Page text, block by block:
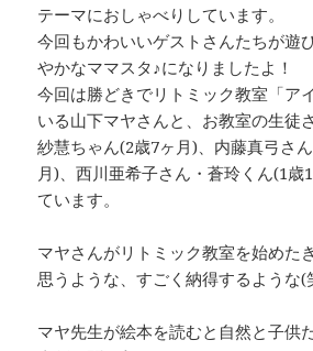
テーマにおしゃべりしています。
今回もかわいいゲストさんたちが遊
やかなママスタ♪になりましたよ！
今回は勝どきでリトミック教室「ア
いる山下マヤさんと、お教室の生徒
紗慧ちゃん(2歳7ヶ月)、内藤真弓さ
月)、西川亜希子さん・蒼玲くん(1歳
ています。
マヤさんがリトミック教室を始めた
思うような、すごく納得するような(
マヤ先生が絵本を読むと自然と子供